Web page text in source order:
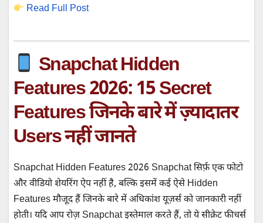
Read Full Post
Snapchat Hidden
Features 2026: 15 Secret
Features जिनके बारे में ज़्यादातर
Users नहीं जानते
Snapchat Hidden Features 2026 Snapchat सिर्फ़ एक फोटो
और वीडियो शेयरिंग ऐप नहीं है, बल्कि इसमें कई ऐसे Hidden
Features मौजूद हैं जिनके बारे में अधिकांश यूज़र्स को जानकारी नहीं
होती। यदि आप रोज़ Snapchat इस्तेमाल करते हैं, तो ये सीक्रेट फीचर्स